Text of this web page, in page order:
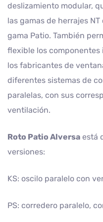
deslizamiento modular,
las gamas de herrajes
gama Patio. También
flexible los componentes
los fabricantes de
diferentes sistemas de
paralelas, con sus
ventilación.
Roto Patio Alversa está
versiones:
KS: oscilo paralelo con
PS: corredero paralelo,